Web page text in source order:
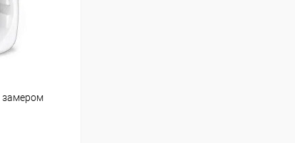
замером